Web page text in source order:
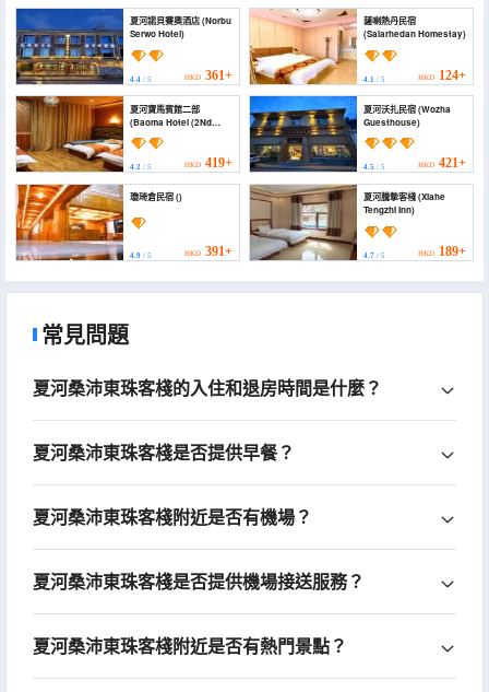
夏河諾貝賽奧酒店 (Norbu
Serwo Hotel)
4.4 / 5 HKD 361+
薩喇熱丹民宿
(Salarhedan Homestay)
4.1/ 5 HKD 124+
夏河寶馬賓館二部
(Baoma Hotel (2Nd
Branch))
4.2 / 5 HKD 419+
夏河沃扎民宿 (Wozha
Guesthouse)
4.5/ 5 HKD 421+
瓊琦倉民宿 ()
4.9 / 5 HKD 391+
夏河騰摯客棧 (Xiahe
Tengzhi Inn)
4.7/ 5 HKD 189+
常見問題
夏河桑沛東珠客棧的入住和退房時間是什麼？
夏河桑沛東珠客棧是否提供早餐？
夏河桑沛東珠客棧附近是否有機場？
夏河桑沛東珠客棧是否提供機場接送服務？
夏河桑沛東珠客棧附近是否有熱門景點？